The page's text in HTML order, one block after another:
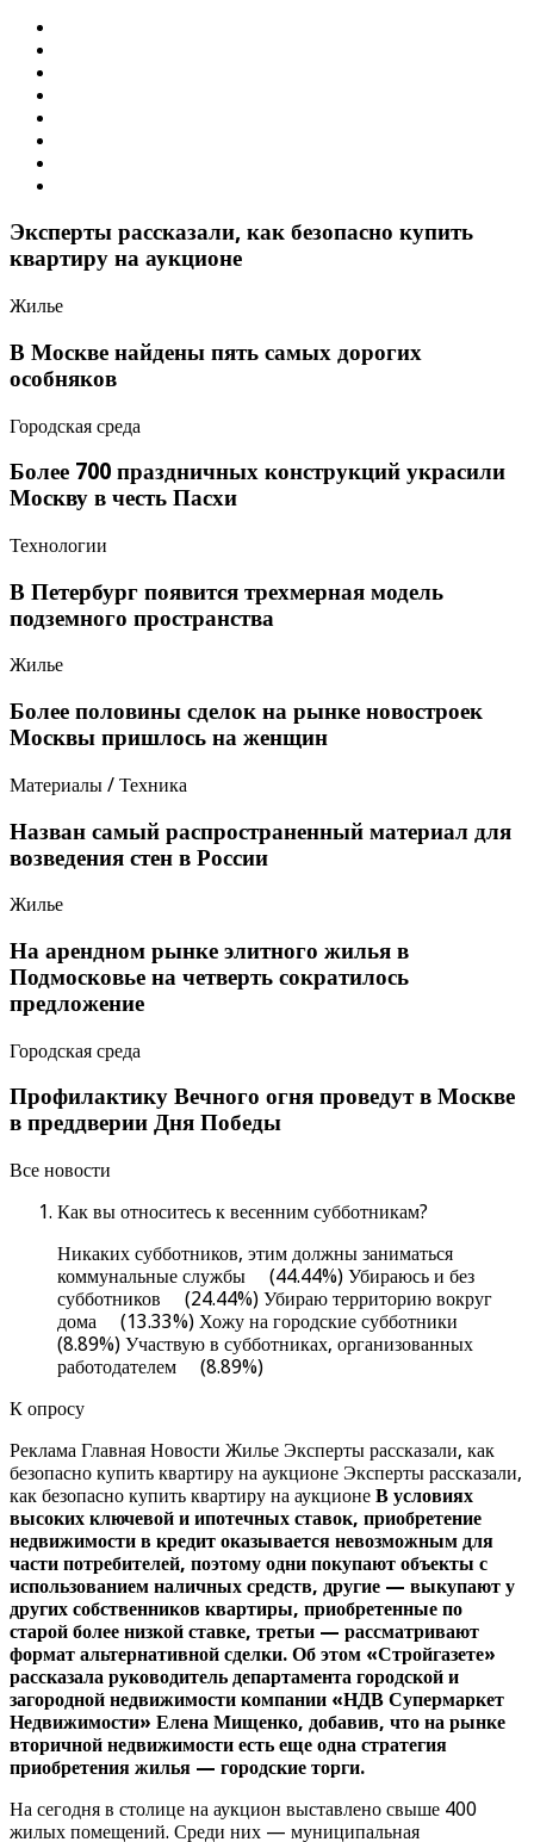
Эксперты рассказали, как безопасно купить
квартиру на аукционе
Жилье
В Москве найдены пять самых дорогих
особняков
Городская среда
Более 700 праздничных конструкций украсили
Москву в честь Пасхи
Технологии
В Петербург появится трехмерная модель
подземного пространства
Жилье
Более половины сделок на рынке новостроек
Москвы пришлось на женщин
Материалы / Техника
Назван самый распространенный материал для
возведения стен в России
Жилье
На арендном рынке элитного жилья в
Подмосковье на четверть сократилось
предложение
Городская среда
Профилактику Вечного огня проведут в Москве
в преддверии Дня Победы
Все новости
Как вы относитесь к весенним субботникам?
Никаких субботников, этим должны заниматься
коммунальные службы (44.44%) Убираюсь и без
субботников (24.44%) Убираю территорию вокруг
дома (13.33%) Хожу на городские субботники
(8.89%) Участвую в субботниках, организованных
работодателем (8.89%)
К опросу
Реклама Главная Новости Жилье Эксперты рассказали, как
безопасно купить квартиру на аукционе Эксперты рассказали,
как безопасно купить квартиру на аукционе В условиях
высоких ключевой и ипотечных ставок, приобретение
недвижимости в кредит оказывается невозможным для
части потребителей, поэтому одни покупают объекты с
использованием наличных средств, другие — выкупают у
других собственников квартиры, приобретенные по
старой более низкой ставке, третьи — рассматривают
формат альтернативной сделки. Об этом «Стройгазете»
рассказала руководитель департамента городской и
загородной недвижимости компании «НДВ Супермаркет
Недвижимости» Елена Мищенко, добавив, что на рынке
вторичной недвижимости есть еще одна стратегия
приобретения жилья — городские торги.
На сегодня в столице на аукцион выставлено свыше 400
жилых помещений. Среди них — муниципальная